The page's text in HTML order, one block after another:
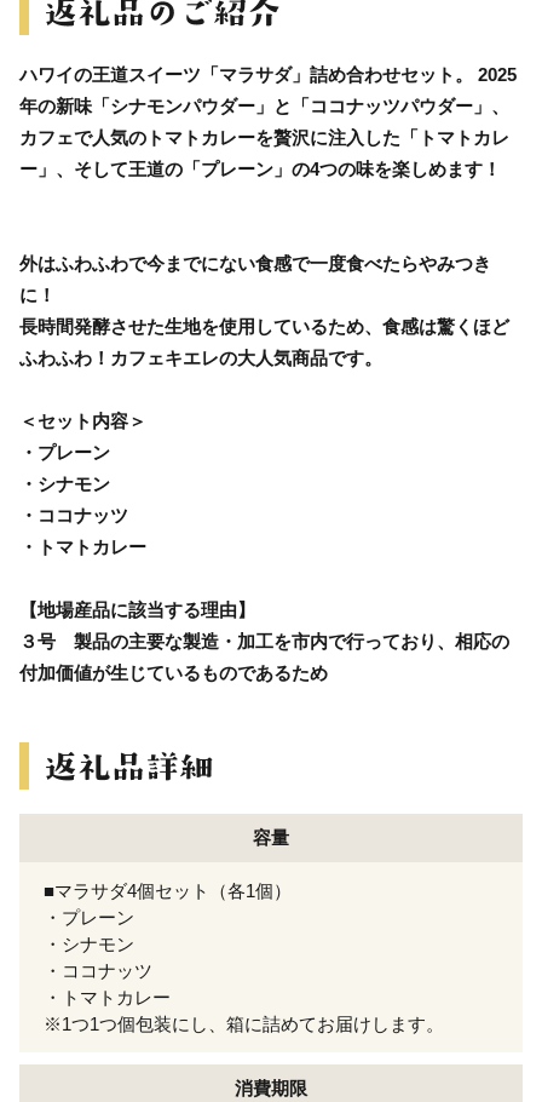
ハワイの王道スイーツ「マラサダ」詰め合わせセット。 2025
年の新味「シナモンパウダー」と「ココナッツパウダー」、
カフェで人気のトマトカレーを贅沢に注入した「トマトカレ
ー」、そして王道の「プレーン」の4つの味を楽しめます！
外はふわふわで今までにない食感で一度食べたらやみつき
に！
長時間発酵させた生地を使用しているため、食感は驚くほど
ふわふわ！カフェキエレの大人気商品です。
＜セット内容＞
・プレーン
・シナモン
・ココナッツ
・トマトカレー
【地場産品に該当する理由】
３号 製品の主要な製造・加工を市内で行っており、相応の
付加価値が生じているものであるため
容量
■マラサダ4個セット（各1個）
・プレーン
・シナモン
・ココナッツ
・トマトカレー
※1つ1つ個包装にし、箱に詰めてお届けします。
消費期限